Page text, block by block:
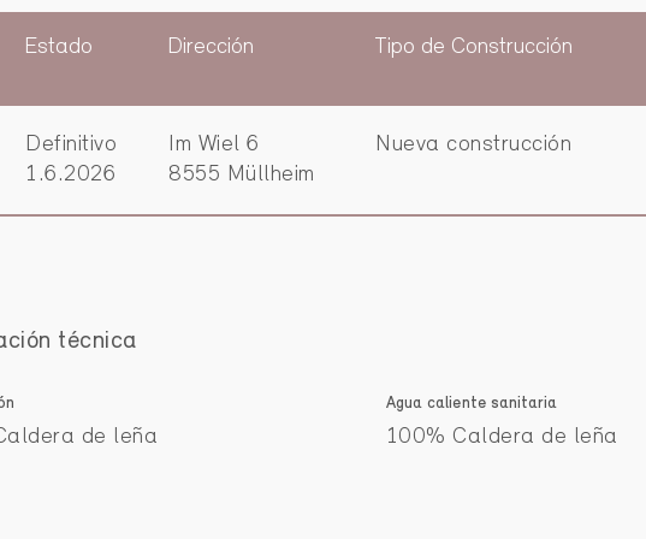
Estado Dirección Tipo de Construcción
Definitivo
1.6.2026
Im Wiel 6
8555 Müllheim
Nueva construcción
técnica
de leña
Agua caliente sanitaria
100% Caldera de leña